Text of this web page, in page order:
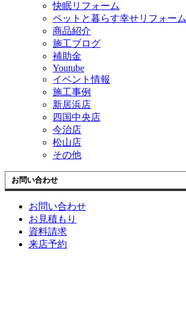
快眠リフォーム
ペットと暮らす幸せリフォーム
商品紹介
施工ブログ
補助金
Youtube
イベント情報
施工事例
新居浜店
四国中央店
今治店
松山店
その他
お問い合わせ
お問い合わせ
お見積もり
資料請求
来店予約